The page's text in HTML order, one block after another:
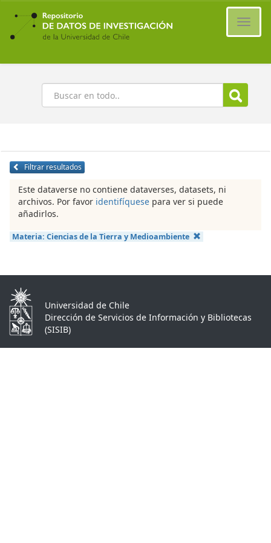
Ir
contenido
principal
Buscar
Filtrar resultados
Este dataverse no contiene dataverses, datasets, ni
archivos. Por favor identifíquese para ver si puede
añadirlos.
Materia: Ciencias de la Tierra y Medioambiente
Universidad de Chile
Dirección de Servicios de Información y Bibliotecas
(SISIB)